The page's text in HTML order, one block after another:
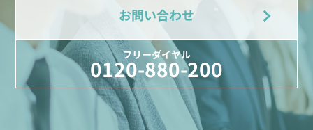
お問い合わせ
フリーダイヤル
0120-880-200